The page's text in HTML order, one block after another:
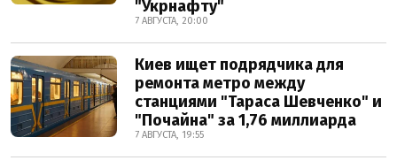
"Укрнафту"
7 АВГУСТА, 20:00
Киев ищет подрядчика для
ремонта метро между
станциями "Тараса Шевченко" и
"Почайна" за 1,76 миллиарда
7 АВГУСТА, 19:55